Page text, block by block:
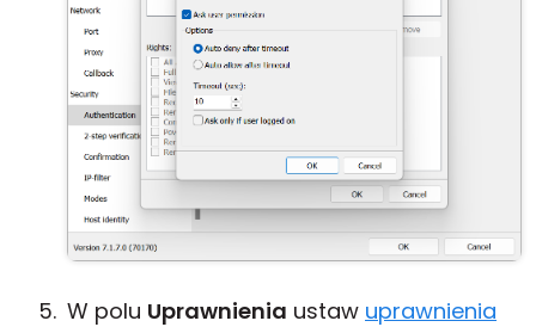
W polu Uprawnienia ustaw uprawnienia